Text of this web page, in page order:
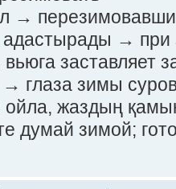
→
→ при
заставляет
→ глаза зимы
ойла, жаздың
думай зимой;